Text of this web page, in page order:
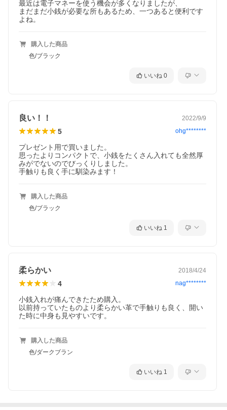
最近は電子マネーを使う機会が多くなりましたが、
まだまだ小銭が必要な所もあるため、一つあると便利です
よね。
購入した商品
色/ブラック
いいね 0
良い！！ 2022/9/9
5 ohg********
プレゼント用で買いました。
思ったよりコンパクトで、小銭をたくさん入れても全然厚
みがでないのでびっくりしました。
購入した商品
色/ブラック
いいね 1
柔らかい 2018/4/24
4 nag********
小銭入れが痛んできたため購入。
以前持っていたものより柔らかい革で手触りも良く、開い
た時に中身も見やすいです。
購入した商品
色/ダークブラン
いいね 1